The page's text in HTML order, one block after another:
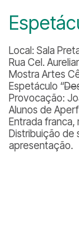
Local: Sala
Rua Cel.
Mostra Artes
Espetáculo “
Provocação:
Alunos de
Entrada
Distribuição de
apresentação.